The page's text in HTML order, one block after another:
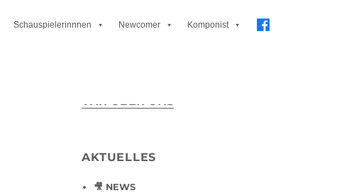
Schauspielerinnnen Newcomer Komponist
WIR ÜBER UNS
AKTUELLES
🎥 NEWS